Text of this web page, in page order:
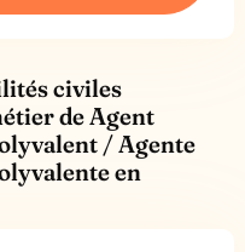
civiles
de Agent
/ Agente
en